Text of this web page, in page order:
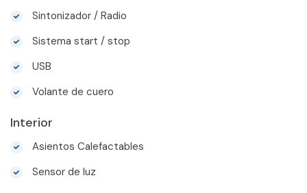
Sintonizador / Radio
Sistema start / stop
USB
Volante de cuero
Interior
Asientos Calefactables
Sensor de luz